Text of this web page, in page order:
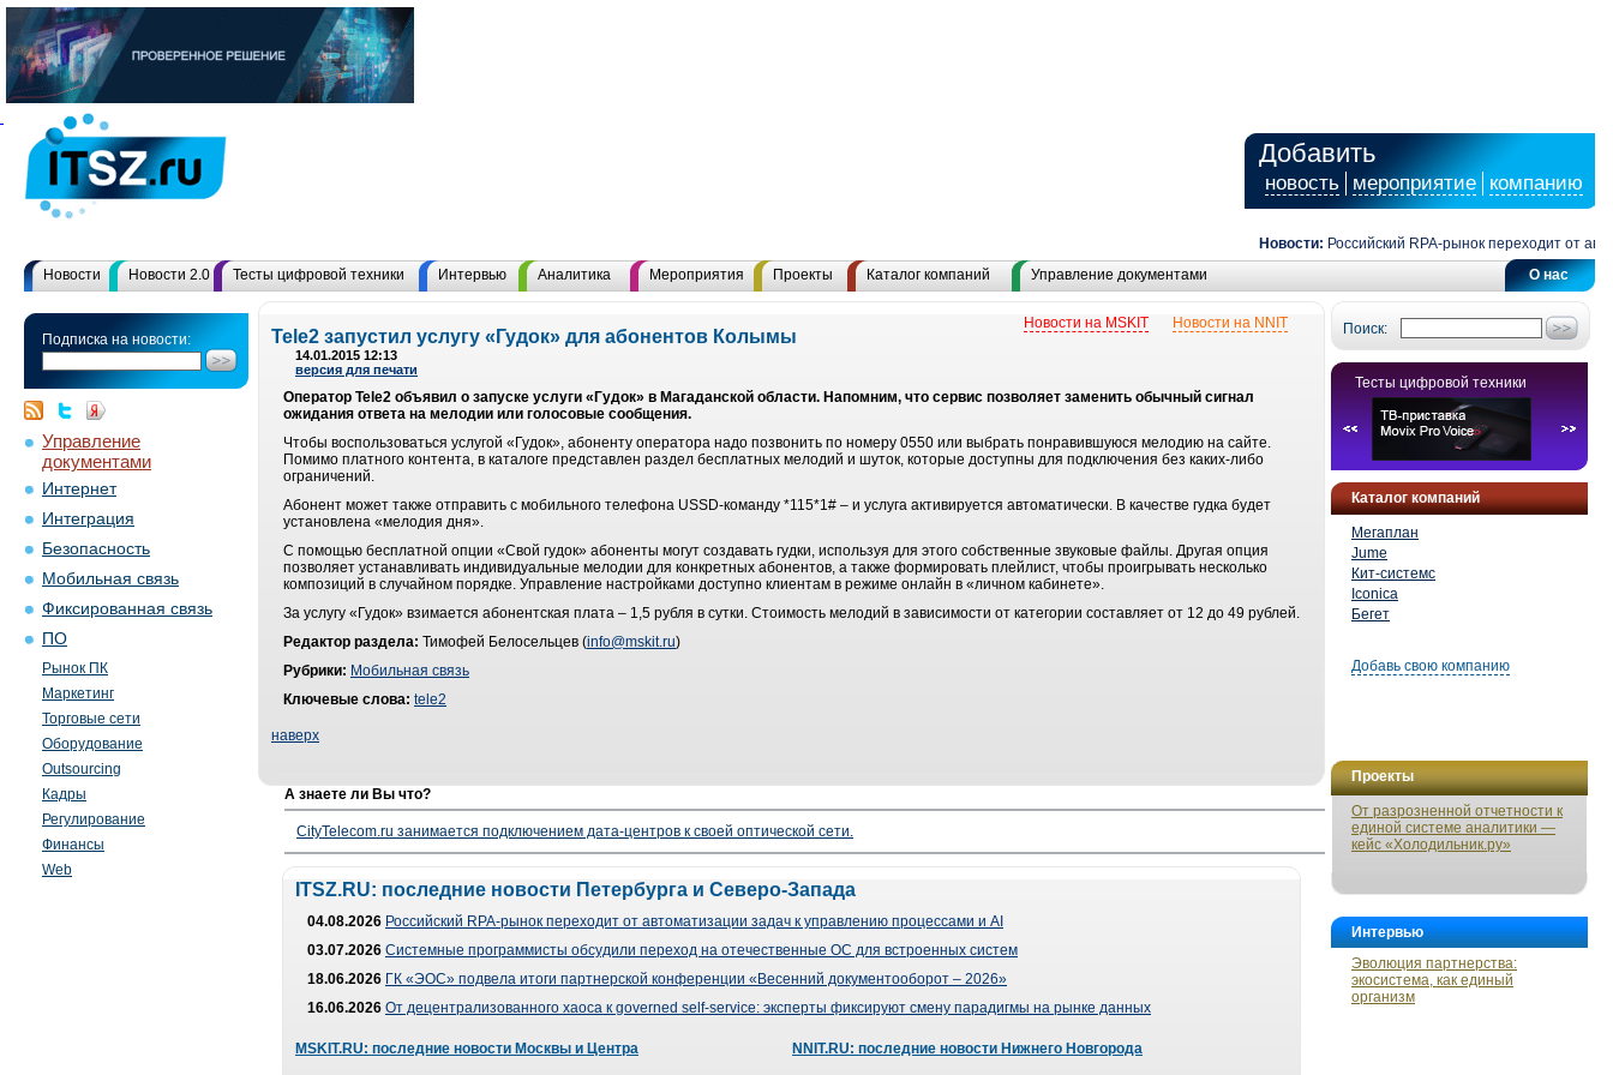
Добавить
новость мероприятие компанию
Новости: Российский RPA-рынок переходит от
О нас
Новости Новости 2.0 Тесты цифровой техники Интервью Аналитика Мероприятия Проекты Каталог компаний Управление документами
Подписка на новости:
Управление
документами
Интернет
Интеграция
Безопасность
Мобильная связь
Фиксированная связь
ПО
Рынок ПК
Маркетинг
Торговые сети
Оборудование
Outsourcing
Кадры
Регулирование
Финансы
Web
Поиск:
Тесты цифровой техники
Каталог компаний
Мегаплан
Jume
Кит-системс
Iconica
Бегет
Добавь свою компанию
Проекты
От разрозненной отчетности к
единой системе аналитики —
кейс «Холодильник.ру»
Интервью
Эволюция партнерства:
экосистема, как единый
организм
Новости на NNIT
Новости на MSKIT
Tele2 запустил услугу «Гудок» для абонентов Колымы
14.01.2015 12:13
версия для печати
Оператор Tele2 объявил о запуске услуги «Гудок» в Магаданской области. Напомним, что сервис позволяет заменить обычный сигнал
ожидания ответа на мелодии или голосовые сообщения.
Чтобы воспользоваться услугой «Гудок», абоненту оператора надо позвонить по номеру 0550 или выбрать понравившуюся мелодию на сайте.
Помимо платного контента, в каталоге представлен раздел бесплатных мелодий и шуток, которые доступны для подключения без каких-либо
ограничений.
Абонент может также отправить с мобильного телефона USSD-команду *115*1# – и услуга активируется автоматически. В качестве гудка будет
установлена «мелодия дня».
С помощью бесплатной опции «Свой гудок» абоненты могут создавать гудки, используя для этого собственные звуковые файлы. Другая опция
позволяет устанавливать индивидуальные мелодии для конкретных абонентов, а также формировать плейлист, чтобы проигрывать несколько
композиций в случайном порядке. Управление настройками доступно клиентам в режиме онлайн в «личном кабинете».
За услугу «Гудок» взимается абонентская плата – 1,5 рубля в сутки. Стоимость мелодий в зависимости от категории составляет от 12 до 49 рублей.
Редактор раздела: Тимофей Белосельцев (info@mskit.ru)
Рубрики: Мобильная связь
Ключевые слова: tele2
наверх
А знаете ли Вы что?
CityTelecom.ru занимается подключением дата-центров к своей оптической сети.
ITSZ.RU: последние новости Петербурга и Северо-Запада
04.08.2026 Российский RPA-рынок переходит от автоматизации задач к управлению процессами и AI
03.07.2026 Системные программисты обсудили переход на отечественные ОС для встроенных систем
18.06.2026 ГК «ЭОС» подвела итоги партнерской конференции «Весенний документооборот – 2026»
16.06.2026 От децентрализованного хаоса к governed self-service: эксперты фиксируют смену парадигмы на рынке данных
MSKIT.RU: последние новости Москвы и Центра NNIT.RU: последние новости Нижнего Новгорода